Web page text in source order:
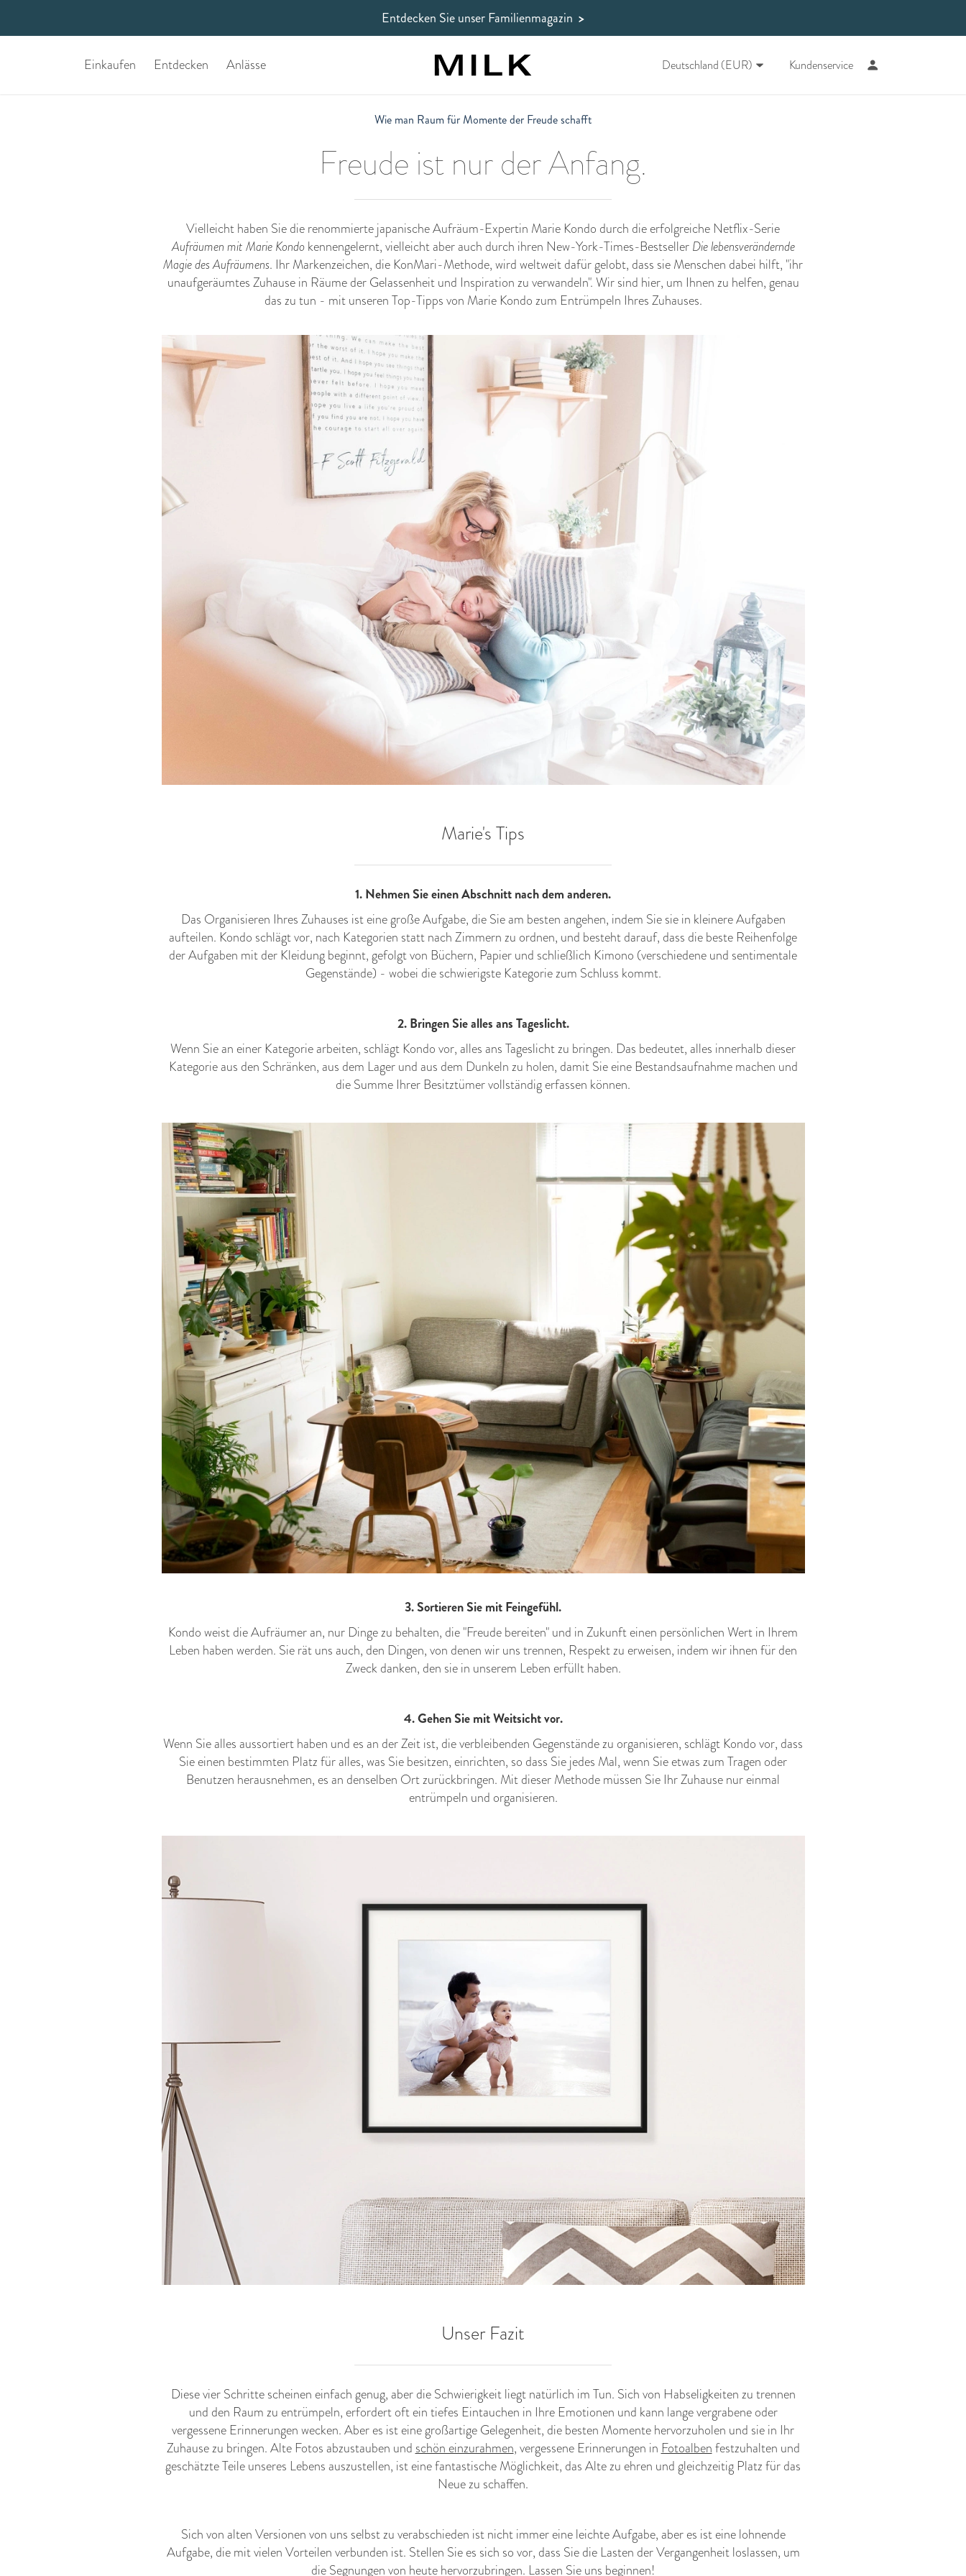
Entdecken Sie unser Familienmagazin >
Einkaufen Entdecken Anlässe Deutschland (EUR) Kundenservice
Wie man Raum für Momente der Freude schafft
Freude ist nur der Anfang.
Vielleicht haben Sie die renommierte japanische Aufräum-Expertin Marie Kondo durch die erfolgreiche Netflix-Serie
Aufräumen mit Marie Kondokennengelernt, vielleicht aber auch durch ihren New-York-Times-BestsellerDie lebensverändernde
Magie des Aufräumens. Ihr Markenzeichen, die KonMari-Methode, wird weltweit dafür gelobt, dass sie Menschen dabei hilft, "ihr
unaufgeräumtes Zuhause in Räume der Gelassenheit und Inspiration zu verwandeln". Wir sind hier, um Ihnen zu helfen, genau
das zu tun - mit unseren Top-Tipps von Marie Kondo zum Entrümpeln Ihres Zuhauses.
Marie's Tips
1. Nehmen Sie einen Abschnitt nach dem anderen.
Das Organisieren Ihres Zuhauses ist eine große Aufgabe, die Sie am besten angehen, indem Sie sie in kleinere Aufgaben
aufteilen. Kondo schlägt vor, nach Kategorien statt nach Zimmern zu ordnen, und besteht darauf, dass die beste Reihenfolge
der Aufgaben mit der Kleidung beginnt, gefolgt von Büchern, Papier und schließlich Kimono (verschiedene und sentimentale
Gegenstände) - wobei die schwierigste Kategorie zum Schluss kommt.
2. Bringen Sie alles ans Tageslicht.
Wenn Sie an einer Kategorie arbeiten, schlägt Kondo vor, alles ans Tageslicht zu bringen. Das bedeutet, alles innerhalb dieser
Kategorie aus den Schränken, aus dem Lager und aus dem Dunkeln zu holen, damit Sie eine Bestandsaufnahme machen und
die Summe Ihrer Besitztümer vollständig erfassen können.
3. Sortieren Sie mit Feingefühl.
Kondo weist die Aufräumer an, nur Dinge zu behalten, die "Freude bereiten" und in Zukunft einen persönlichen Wert in Ihrem
Leben haben werden. Sie rät uns auch, den Dingen, von denen wir uns trennen, Respekt zu erweisen, indem wir ihnen für den
Zweck danken, den sie in unserem Leben erfüllt haben.
4. Gehen Sie mit Weitsicht vor.
Wenn Sie alles aussortiert haben und es an der Zeit ist, die verbleibenden Gegenstände zu organisieren, schlägt Kondo vor, dass
Sie einen bestimmten Platz für alles, was Sie besitzen, einrichten, so dass Sie jedes Mal, wenn Sie etwas zum Tragen oder
Benutzen herausnehmen, es an denselben Ort zurückbringen. Mit dieser Methode müssen Sie Ihr Zuhause nur einmal
entrümpeln und organisieren.
Unser Fazit
Diese vier Schritte scheinen einfach genug, aber die Schwierigkeit liegt natürlich im Tun. Sich von Habseligkeiten zu trennen
und den Raum zu entrümpeln, erfordert oft ein tiefes Eintauchen in Ihre Emotionen und kann lange vergrabene oder
vergessene Erinnerungen wecken. Aber es ist eine großartige Gelegenheit, die besten Momente hervorzuholen und sie in Ihr
Zuhause zu bringen. Alte Fotos abzustauben und schön einzurahmen, vergessene Erinnerungen in Fotoalbenfestzuhalten und
geschätzte Teile unseres Lebens auszustellen, ist eine fantastische Möglichkeit, das Alte zu ehren und gleichzeitig Platz für das
Neue zu schaffen.
Sich von alten Versionen von uns selbst zu verabschieden ist nicht immer eine leichte Aufgabe, aber es ist eine lohnende
Aufgabe, die mit vielen Vorteilen verbunden ist. Stellen Sie es sich so vor, dass Sie die Lasten der Vergangenheit loslassen, um
die Segnungen von heute hervorzubringen. Lassen Sie uns beginnen!